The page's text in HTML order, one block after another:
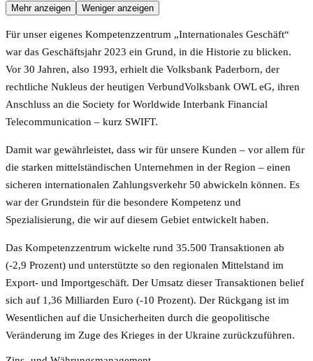
Mehr anzeigen Weniger anzeigen
Für unser eigenes Kompetenzzentrum „Internationales Geschäft“
war das Geschäftsjahr 2023 ein Grund, in die Historie zu blicken.
Vor 30 Jahren, also 1993, erhielt die Volksbank Paderborn, der
rechtliche Nukleus der heutigen VerbundVolksbank OWL eG, ihren
Anschluss an die Society for Worldwide Interbank Financial
Telecommunication – kurz SWIFT.
Damit war gewährleistet, dass wir für unsere Kunden – vor allem für
die starken mittelständischen Unternehmen in der Region – einen
sicheren internationalen Zahlungsverkehr 50 abwickeln können. Es
war der Grundstein für die besondere Kompetenz und
Spezialisierung, die wir auf diesem Gebiet entwickelt haben.
Das Kompetenzzentrum wickelte rund 35.500 Transaktionen ab
(-2,9 Prozent) und unterstützte so den regionalen Mittelstand im
Export- und Importgeschäft. Der Umsatz dieser Transaktionen belief
sich auf 1,36 Milliarden Euro (-10 Prozent). Der Rückgang ist im
Wesentlichen auf die Unsicherheiten durch die geopolitische
Veränderung im Zuge des Krieges in der Ukraine zurückzuführen.